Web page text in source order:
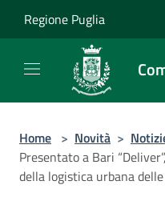
Regione Puglia
Home > Novità >
Presentato a Bari
della logistica urbana